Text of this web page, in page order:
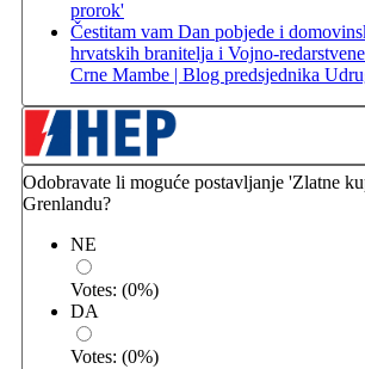
prorok'
Čestitam vam Dan pobjede i
hrvatskih branitelja i Vojno-
Crne Mambe | Blog predsjednika
Odobravate li moguće postavljanje 'Zlatne
Grenlandu?
NE
Votes: (0%)
DA
Votes: (0%)